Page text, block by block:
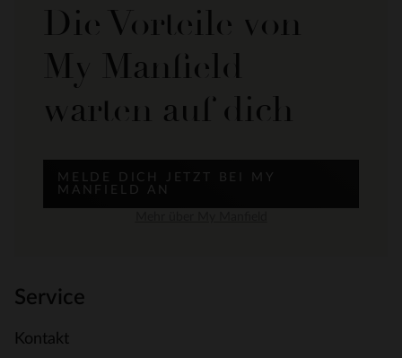
Die Vorteile von
My Manfield
warten auf dich
MELDE DICH JETZT BEI MY
MANFIELD AN
Service
Kontakt